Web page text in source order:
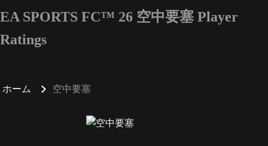
EA SPORTS FC™ 26 空中要塞 Player
Ratings
ホーム 空中要塞